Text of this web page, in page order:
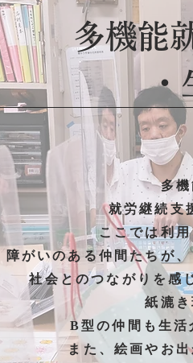
多機能
・
多
就労継続支
ここでは利
障がいのある仲間たちが
社会とのつながりを感
紙漉
B型の仲間も生
また、絵画やお